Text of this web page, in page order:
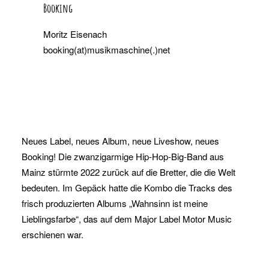
Booking
Moritz Eisenach
booking(at)musikmaschine(.)net
Neues Label, neues Album, neue Liveshow, neues
Booking! Die zwanzigarmige Hip-Hop-Big-Band aus
Mainz stürmte 2022 zurück auf die Bretter, die die Welt
bedeuten. Im Gepäck hatte die Kombo die Tracks des
frisch produzierten Albums „Wahnsinn ist meine
Lieblingsfarbe“, das auf dem Major Label Motor Music
erschienen war.